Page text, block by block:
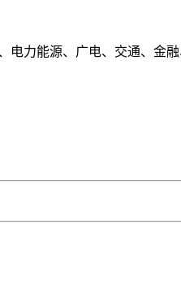
力能源、广电、交通、金